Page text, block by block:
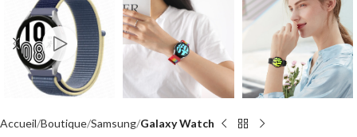
Accueil Boutique Samsung Galaxy Watch